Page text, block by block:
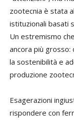
zootecnia è stata
istituzionali basati
Un estremismo
ancora più grosso:
la sostenibilità e
produzione
Esagerazioni
rispondere con